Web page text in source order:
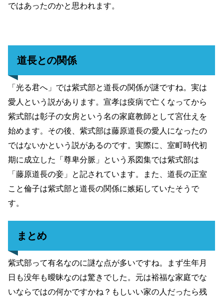
ではあったのかと思われます。
道長との関係
「光る君へ」では紫式部と道長の関係が謎ですね。実は
愛人という説があります。宣孝は疫病で亡くなってから
紫式部は彰子の女房という名の家庭教師として宮仕えを
始めます。 その後、紫式部は藤原道長の愛人になったの
ではないかという説があるのです。実際に、室町時代初
期に成立した「尊卑分脈」という系図集では紫式部は
「藤原道長の妾」と記されています。また、道長の正室
こと倫子は紫式部と道長の関係に嫉妬していたそうで
す。
まとめ
紫式部って有名なのに謎な点が多いですね。まず生年月
日も没年も曖昧なのは驚きでした。元は裕福な家庭でな
いならではの何かですかね？もしいい家の人だったら残